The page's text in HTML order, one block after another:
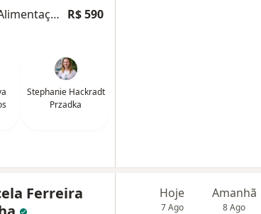
Acompanhamento do BLW e Alimentação participativa R$ 590
Stephanie Hackradt
Przadka
Ferreira
Hoje
7 Ago
Amanhã
8 Ago